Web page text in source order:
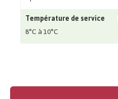
Température de service
8°C à 10°C